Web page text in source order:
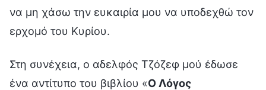
να μη χάσω την ευκαιρία μου να υποδεχθώ τον
ερχομό του Κυρίου.
Στη συνέχεια, ο αδελφός Τζόζεφ μού έδωσε
ένα αντίτυπο του βιβλίου «Ο Λόγος